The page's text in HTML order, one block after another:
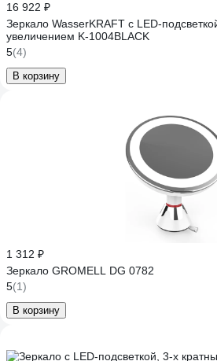
16 922 ₽
Зеркало WasserKRAFT с LED-
увеличением K-1004BLACK
5(4)
В корзину
1 312 ₽
Зеркало GROMELL DG 0782
5(1)
В корзину